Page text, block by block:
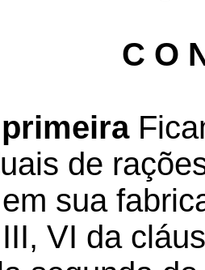
C O
de
sua
VI da